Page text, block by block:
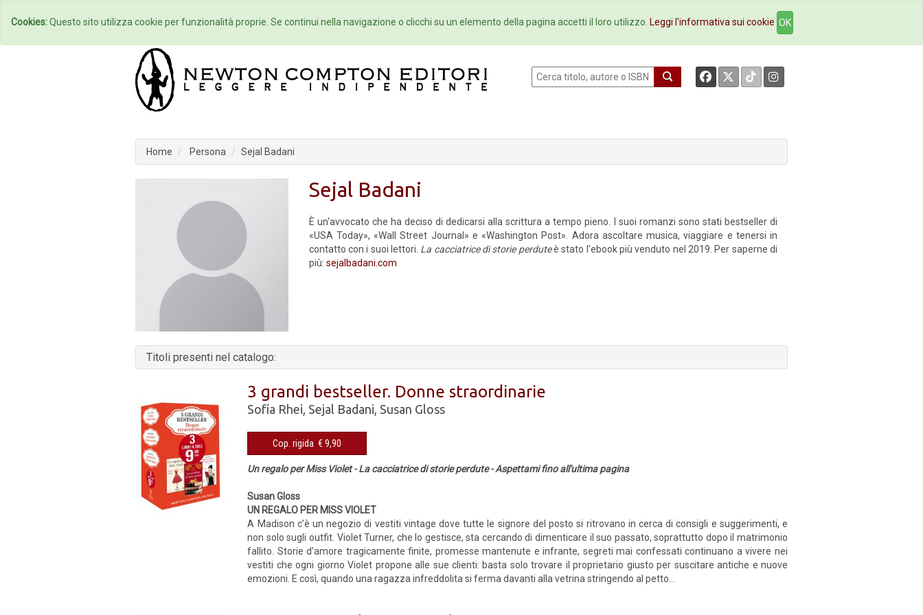
Home Autori Eventi Collane Newsletter Ebookstore Contatti
Home Persona Sejal Badani
Sejal Badani
È un'avvocato che ha deciso di dedicarsi alla scrittura a tempo pieno. I suoi romanzi sono stati bestseller di
«USA Today», «Wall Street Journal» e «Washington Post». Adora ascoltare musica, viaggiare e tenersi in
contatto con i suoi lettori. La cacciatrice di storie perduteè stato l'ebook più venduto nel 2019. Per saperne di
più: sejalbadani.com
Titoli presenti nel catalogo:
3 grandi bestseller. Donne straordinarie
Sofía Rhei Sejal Badani Susan Gloss
Cop. rigida € 9,90
Un regalo per Miss Violet - La cacciatrice di storie perdute - Aspettami fino all'ultima pagina
Susan Gloss
UN REGALO PER MISS VIOLET
A Madison c’è un negozio di vestiti vintage dove tutte le signore del posto si ritrovano in cerca di consigli e suggerimenti, e
non solo sugli outfit. Violet Turner, che lo gestisce, sta cercando di dimenticare il suo passato, soprattutto dopo il matrimonio
fallito. Storie d’amore tragicamente finite, promesse mantenute e infrante, segreti mai confessati continuano a vivere nei
vestiti che ogni giorno Violet propone alle sue clienti: basta solo trovare il proprietario giusto per suscitare antiche e nuove
emozioni. E così, quando una ragazza infreddolita si ferma davanti alla vetrina stringendo al petto...
Cookies:Questo sito utilizza cookie per funzionalità proprie. Se continui nella navigazione o clicchi su un elemento della pagina accetti il loro utilizzo. Leggi l'informativa sui cookie OK